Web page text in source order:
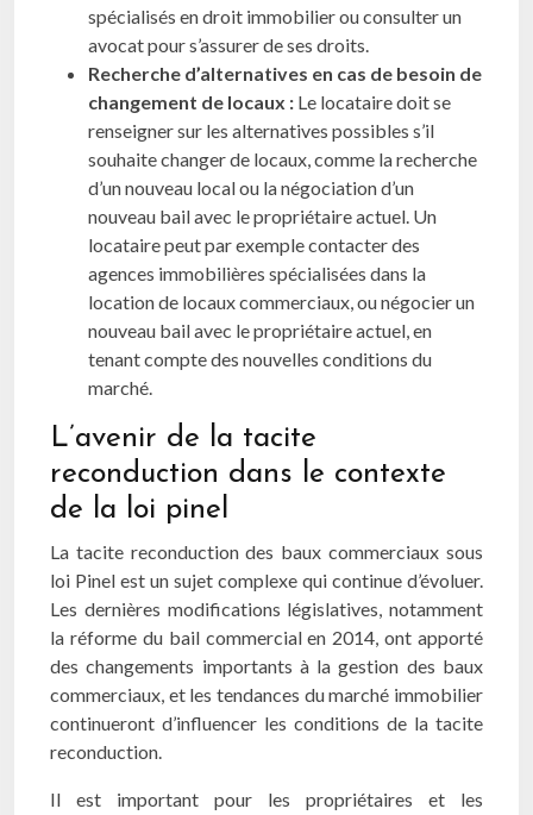
spécialisés en droit immobilier ou consulter un
avocat pour s’assurer de ses droits.
Recherche d’alternatives en cas de besoin de
changement de locaux : Le locataire doit se
renseigner sur les alternatives possibles s’il
souhaite changer de locaux, comme la recherche
d’un nouveau local ou la négociation d’un
nouveau bail avec le propriétaire actuel. Un
locataire peut par exemple contacter des
agences immobilières spécialisées dans la
location de locaux commerciaux, ou négocier un
nouveau bail avec le propriétaire actuel, en
tenant compte des nouvelles conditions du
marché.
L’avenir de la tacite
reconduction dans le contexte
de la loi pinel
La tacite reconduction des baux commerciaux sous
loi Pinel est un sujet complexe qui continue d’évoluer.
Les dernières modifications législatives, notamment
la réforme du bail commercial en 2014, ont apporté
des changements importants à la gestion des baux
commerciaux, et les tendances du marché immobilier
continueront d’influencer les conditions de la tacite
reconduction.
Il est important pour les propriétaires et les